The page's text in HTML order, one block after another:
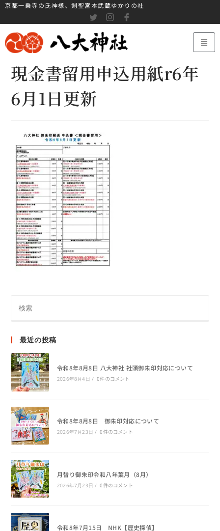
京都一乗寺の氏神様、剣聖宮本武蔵ゆかりの社
現金書留用申込用紙r6年
6月1日更新
最近の投稿
令和8年8月8日 八大神社 社頭御朱印対応について
2026年8月4日 / 0件のコメント
令和8年8月8日 御朱印対応について
2026年7月23日 / 0件のコメント
月替り御朱印令和八年葉月（8月）
2026年7月23日 / 0件のコメント
令和8年7月15日 NHK【歴史探偵】